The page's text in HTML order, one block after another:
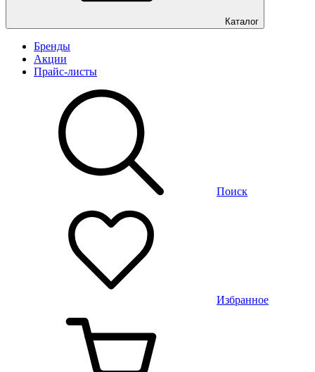
Каталог
Бренды
Акции
Прайс-листы
Поиск
Избранное